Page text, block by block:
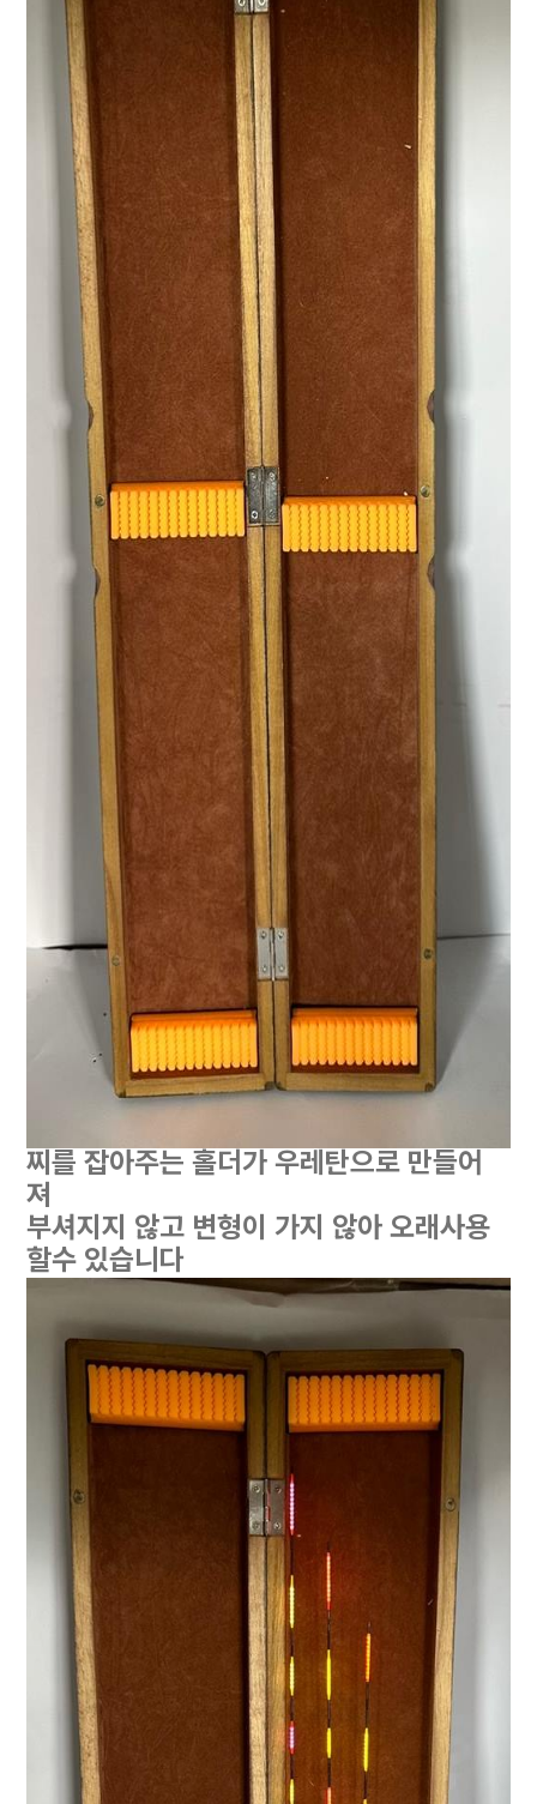
찌를 잡아주는 홀더가 우레탄으로 만들어
져
부셔지지 않고 변형이 가지 않아 오래사용
할수 있습니다